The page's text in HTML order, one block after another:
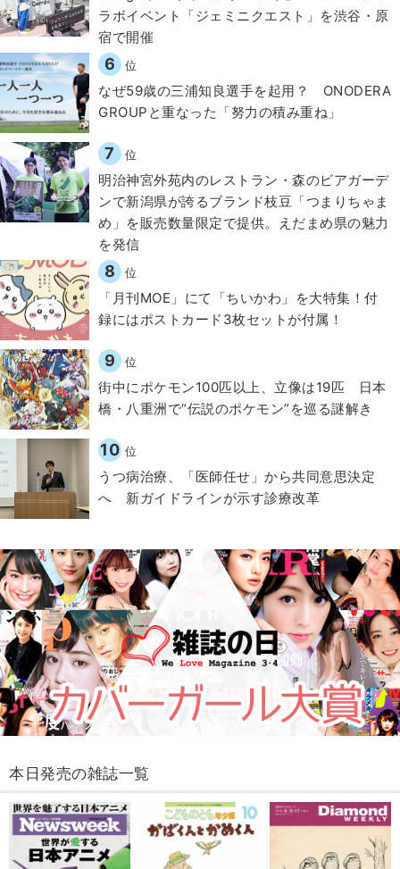
ラボイベント「ジェミニクエスト」を渋谷・原
宿で開催
6 位
なぜ59歳の三浦知良選手を起用？ ONODERA
GROUPと重なった「努力の積み重ね」
7 位
明治神宮外苑内のレストラン・森のビアガーデ
ンで新潟県が誇るブランド枝豆「つまりちゃま
め」を販売数量限定で提供。えだまめ県の魅力
を発信
8 位
「月刊MOE」にて「ちいかわ」を大特集！付
録にはポストカード3枚セットが付属！
9 位
街中にポケモン100匹以上、立像は19匹 日本
橋・八重洲で“伝説のポケモン”を巡る謎解き
10 位
うつ病治療、「医師任せ」から共同意思決定
へ 新ガイドラインが示す診療改革
本日発売の雑誌一覧